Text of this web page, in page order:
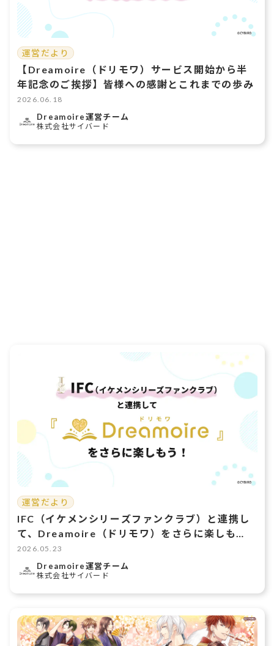
運営だより
【Dreamoire（ドリモワ）サービス開始から半
年記念のご挨拶】皆様への感謝とこれまでの歩み
2026.06.18
Dreamoire運営チーム
株式会社サイバード
運営だより
IFC（イケメンシリーズファンクラブ）と連携し
て、Dreamoire（ドリモワ）をさらに楽しも
う！
2026.05.23
Dreamoire運営チーム
株式会社サイバード